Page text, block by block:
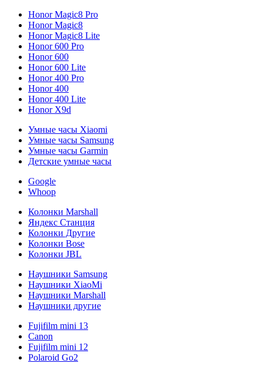
Honor Magic8 Pro
Honor Magic8
Honor Magic8 Lite
Honor 600 Pro
Honor 600
Honor 600 Lite
Honor 400 Pro
Honor 400
Honor 400 Lite
Honor X9d
Умные часы Xiaomi
Умные часы Samsung
Умные часы Garmin
Детские умные часы
Google
Whoop
Колонки Marshall
Яндекс Станция
Колонки Другие
Колонки Bose
Колонки JBL
Наушники Samsung
Наушники XiaoMi
Наушники Marshall
Наушники другие
Fujifilm mini 13
Canon
Fujifilm mini 12
Polaroid Go2